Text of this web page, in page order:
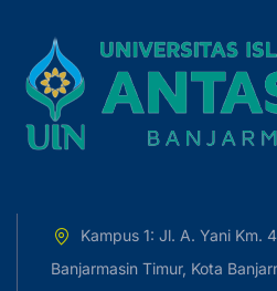
Kampus 1: Jl. A. Yani Km.
Banjarmasin Timur, Kota